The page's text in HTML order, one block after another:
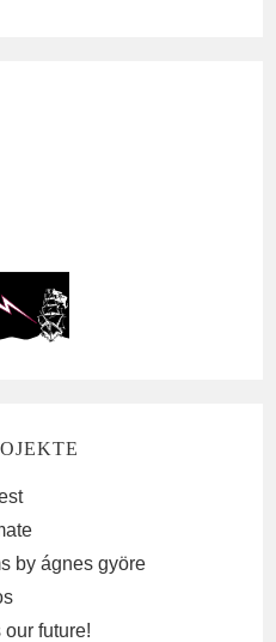
by ágnes györe
our future!